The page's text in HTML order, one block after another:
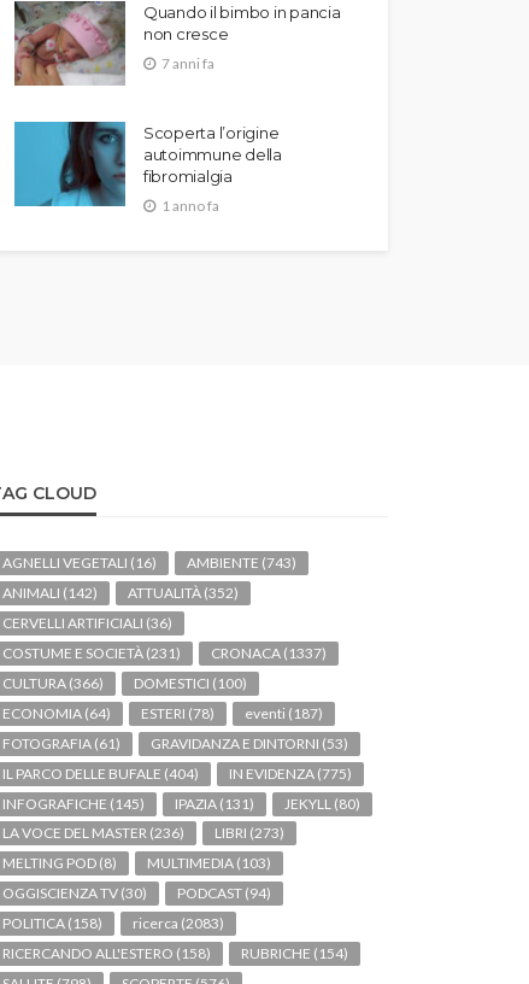
Quando il bimbo in pancia
non cresce
7 anni fa
Scoperta l’origine
autoimmune della
fibromialgia
1 anno fa
CLOUD
AGNELLI VEGETALI (16) AMBIENTE (743)
ANIMALI (142) ATTUALITÀ (352)
CERVELLI ARTIFICIALI (36)
COSTUME E SOCIETÀ (231) CRONACA (1337)
CULTURA (366) DOMESTICI (100)
ECONOMIA (64) ESTERI (78) eventi (187)
FOTOGRAFIA (61) GRAVIDANZA E DINTORNI (53)
IL PARCO DELLE BUFALE (404) IN EVIDENZA (775)
INFOGRAFICHE (145) IPAZIA (131) JEKYLL (80)
LA VOCE DEL MASTER (236) LIBRI (273)
MELTING POD (8) MULTIMEDIA (103)
OGGISCIENZA TV (30) PODCAST (94)
POLITICA (158) ricerca (2083)
RICERCANDO ALL'ESTERO (158) RUBRICHE (154)